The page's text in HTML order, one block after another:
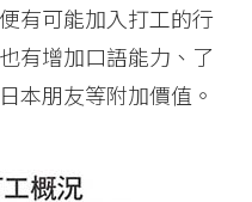
有可能加入打工的行
有增加口語能力、了
本朋友等附加價值。